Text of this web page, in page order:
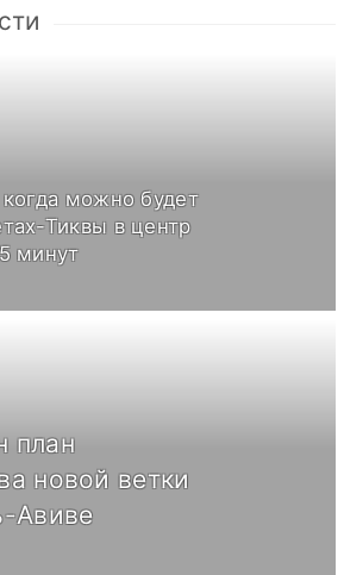
можно будет
Тиквы в центр
минут
план
новой ветки
Авиве